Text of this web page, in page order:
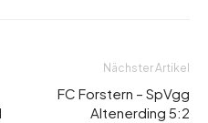
Nächster Artikel
FC Forstern – SpVgg
Altenerding 5:2